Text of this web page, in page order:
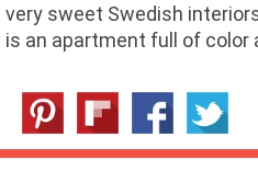
very sweet Swedish
is an apartment full of